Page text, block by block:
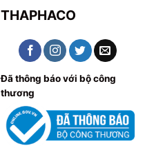
THAPHACO
Đã thông báo với bộ công
thương